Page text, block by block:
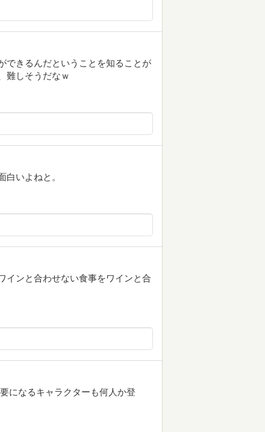
できるんだということを知ることが
難しそうだなｗ
いよねと。
インと合わせない食事をワインと合
になるキャラクターも何人か登